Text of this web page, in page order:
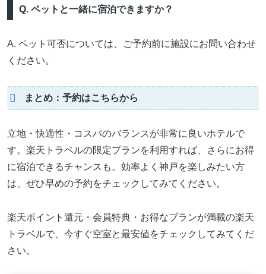
Q. ペットと一緒に宿泊できますか？
A. ペット可否については、ご予約前に施設にお問い合わせ
ください。
まとめ：予約はこちらから
立地・快適性・コスパのバランスが非常に良いホテルで
す。楽天トラベルの限定プランを利用すれば、さらにお得
に宿泊できるチャンスも。効率よく神戸を楽しみたい方
は、ぜひ早めの予約をチェックしてみてください。
楽天ポイント還元・会員特典・お得なプランが満載の楽天
トラベルで、今すぐ空室と最安値をチェックしてみてくだ
さい。